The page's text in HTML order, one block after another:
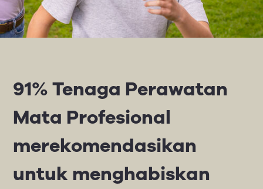
91% Tenaga Perawatan
Mata Profesional
merekomendasikan
untuk menghabiskan